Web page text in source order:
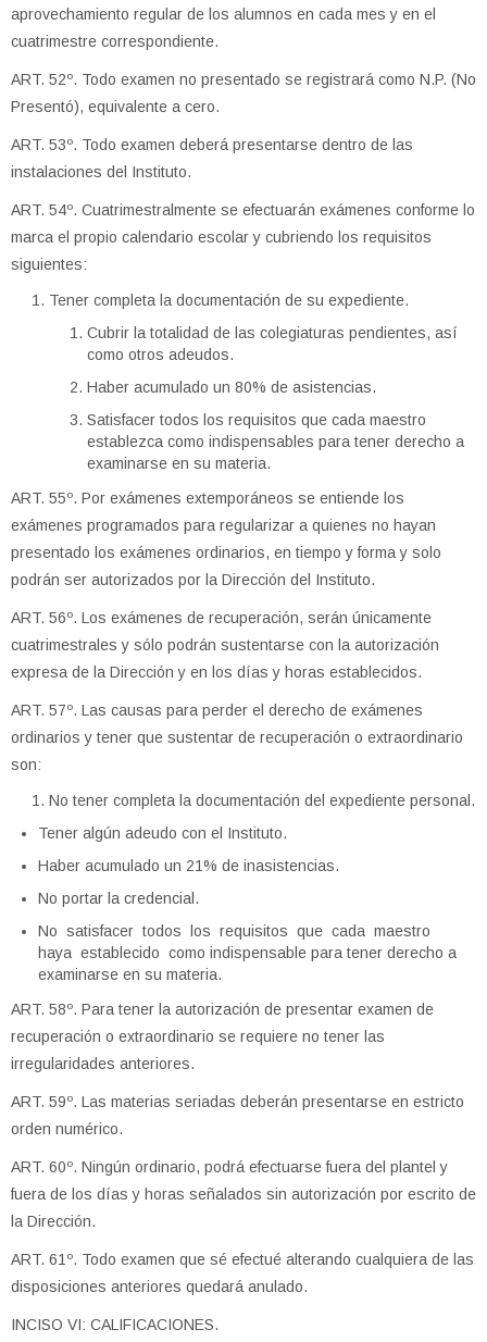
aprovechamiento regular de los alumnos en cada mes y en el
cuatrimestre correspondiente.
ART. 52º. Todo examen no presentado se registrará como N.P. (No
Presentó), equivalente a cero.
ART. 53º. Todo examen deberá presentarse dentro de las
instalaciones del Instituto.
ART. 54º. Cuatrimestralmente se efectuarán exámenes conforme lo
marca el propio calendario escolar y cubriendo los requisitos
siguientes:
Tener completa la documentación de su expediente.
Cubrir la totalidad de las colegiaturas pendientes, así
como otros adeudos.
Haber acumulado un 80% de asistencias.
Satisfacer todos los requisitos que cada maestro
establezca como indispensables para tener derecho a
examinarse en su materia.
ART. 55º. Por exámenes extemporáneos se entiende los
exámenes programados para regularizar a quienes no hayan
presentado los exámenes ordinarios, en tiempo y forma y solo
podrán ser autorizados por la Dirección del Instituto.
ART. 56º. Los exámenes de recuperación, serán únicamente
cuatrimestrales y sólo podrán sustentarse con la autorización
expresa de la Dirección y en los días y horas establecidos.
ART. 57º. Las causas para perder el derecho de exámenes
ordinarios y tener que sustentar de recuperación o extraordinario
son:
No tener completa la documentación del expediente personal.
Tener algún adeudo con el Instituto.
Haber acumulado un 21% de inasistencias.
No portar la credencial.
No satisfacer todos los requisitos que cada maestro
haya establecido como indispensable para tener derecho a
examinarse en su materia.
ART. 58º. Para tener la autorización de presentar examen de
recuperación o extraordinario se requiere no tener las
irregularidades anteriores.
ART. 59º. Las materias seriadas deberán presentarse en estricto
orden numérico.
ART. 60º. Ningún ordinario, podrá efectuarse fuera del plantel y
fuera de los días y horas señalados sin autorización por escrito de
la Dirección.
ART. 61º. Todo examen que sé efectué alterando cualquiera de las
disposiciones anteriores quedará anulado.
INCISO VI: CALIFICACIONES.